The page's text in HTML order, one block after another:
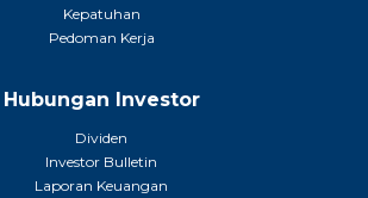
Kepatuhan
Pedoman Kerja
Hubungan Investor
Dividen
Investor Bulletin
Laporan Keuangan